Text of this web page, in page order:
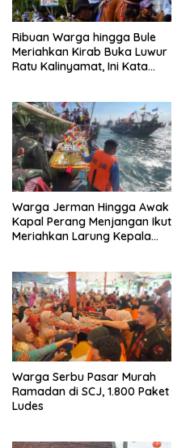
Ribuan Warga hingga Bule
Meriahkan Kirab Buka Luwur
Ratu Kalinyamat, Ini Kata
Warga Jerman Hingga Awak
Kapal Perang Menjangan Ikut
Meriahkan Larung Kepala
Warga Serbu Pasar Murah
Ramadan di SCJ, 1.800 Paket
Ludes